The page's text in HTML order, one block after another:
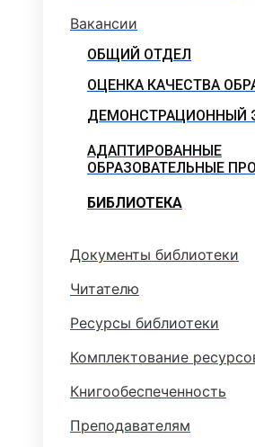
Вакансии
ОБЩИЙ ОТДЕЛ
ОЦЕНКА КАЧЕСТВА
ДЕМОНСТРАЦИОННЫЙ
АДАПТИРОВАННЫЕ
ОБРАЗОВАТЕЛЬНЫЕ
БИБЛИОТЕКА
Документы библиотеки
Читателю
Ресурсы библиотеки
Комплектование
Книгообеспеченность
Преподавателям